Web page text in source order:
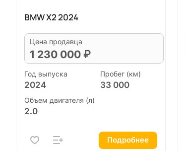
BMW X2 2024
Цена продавца
1 230 000 ₽
Год выпуска
2024
Пробег (км)
33 000
Объем двигателя (л)
2.0
Подробнее